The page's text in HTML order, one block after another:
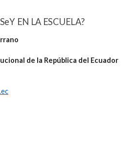
EN LA ESCUELA?
de la República del Ecuador